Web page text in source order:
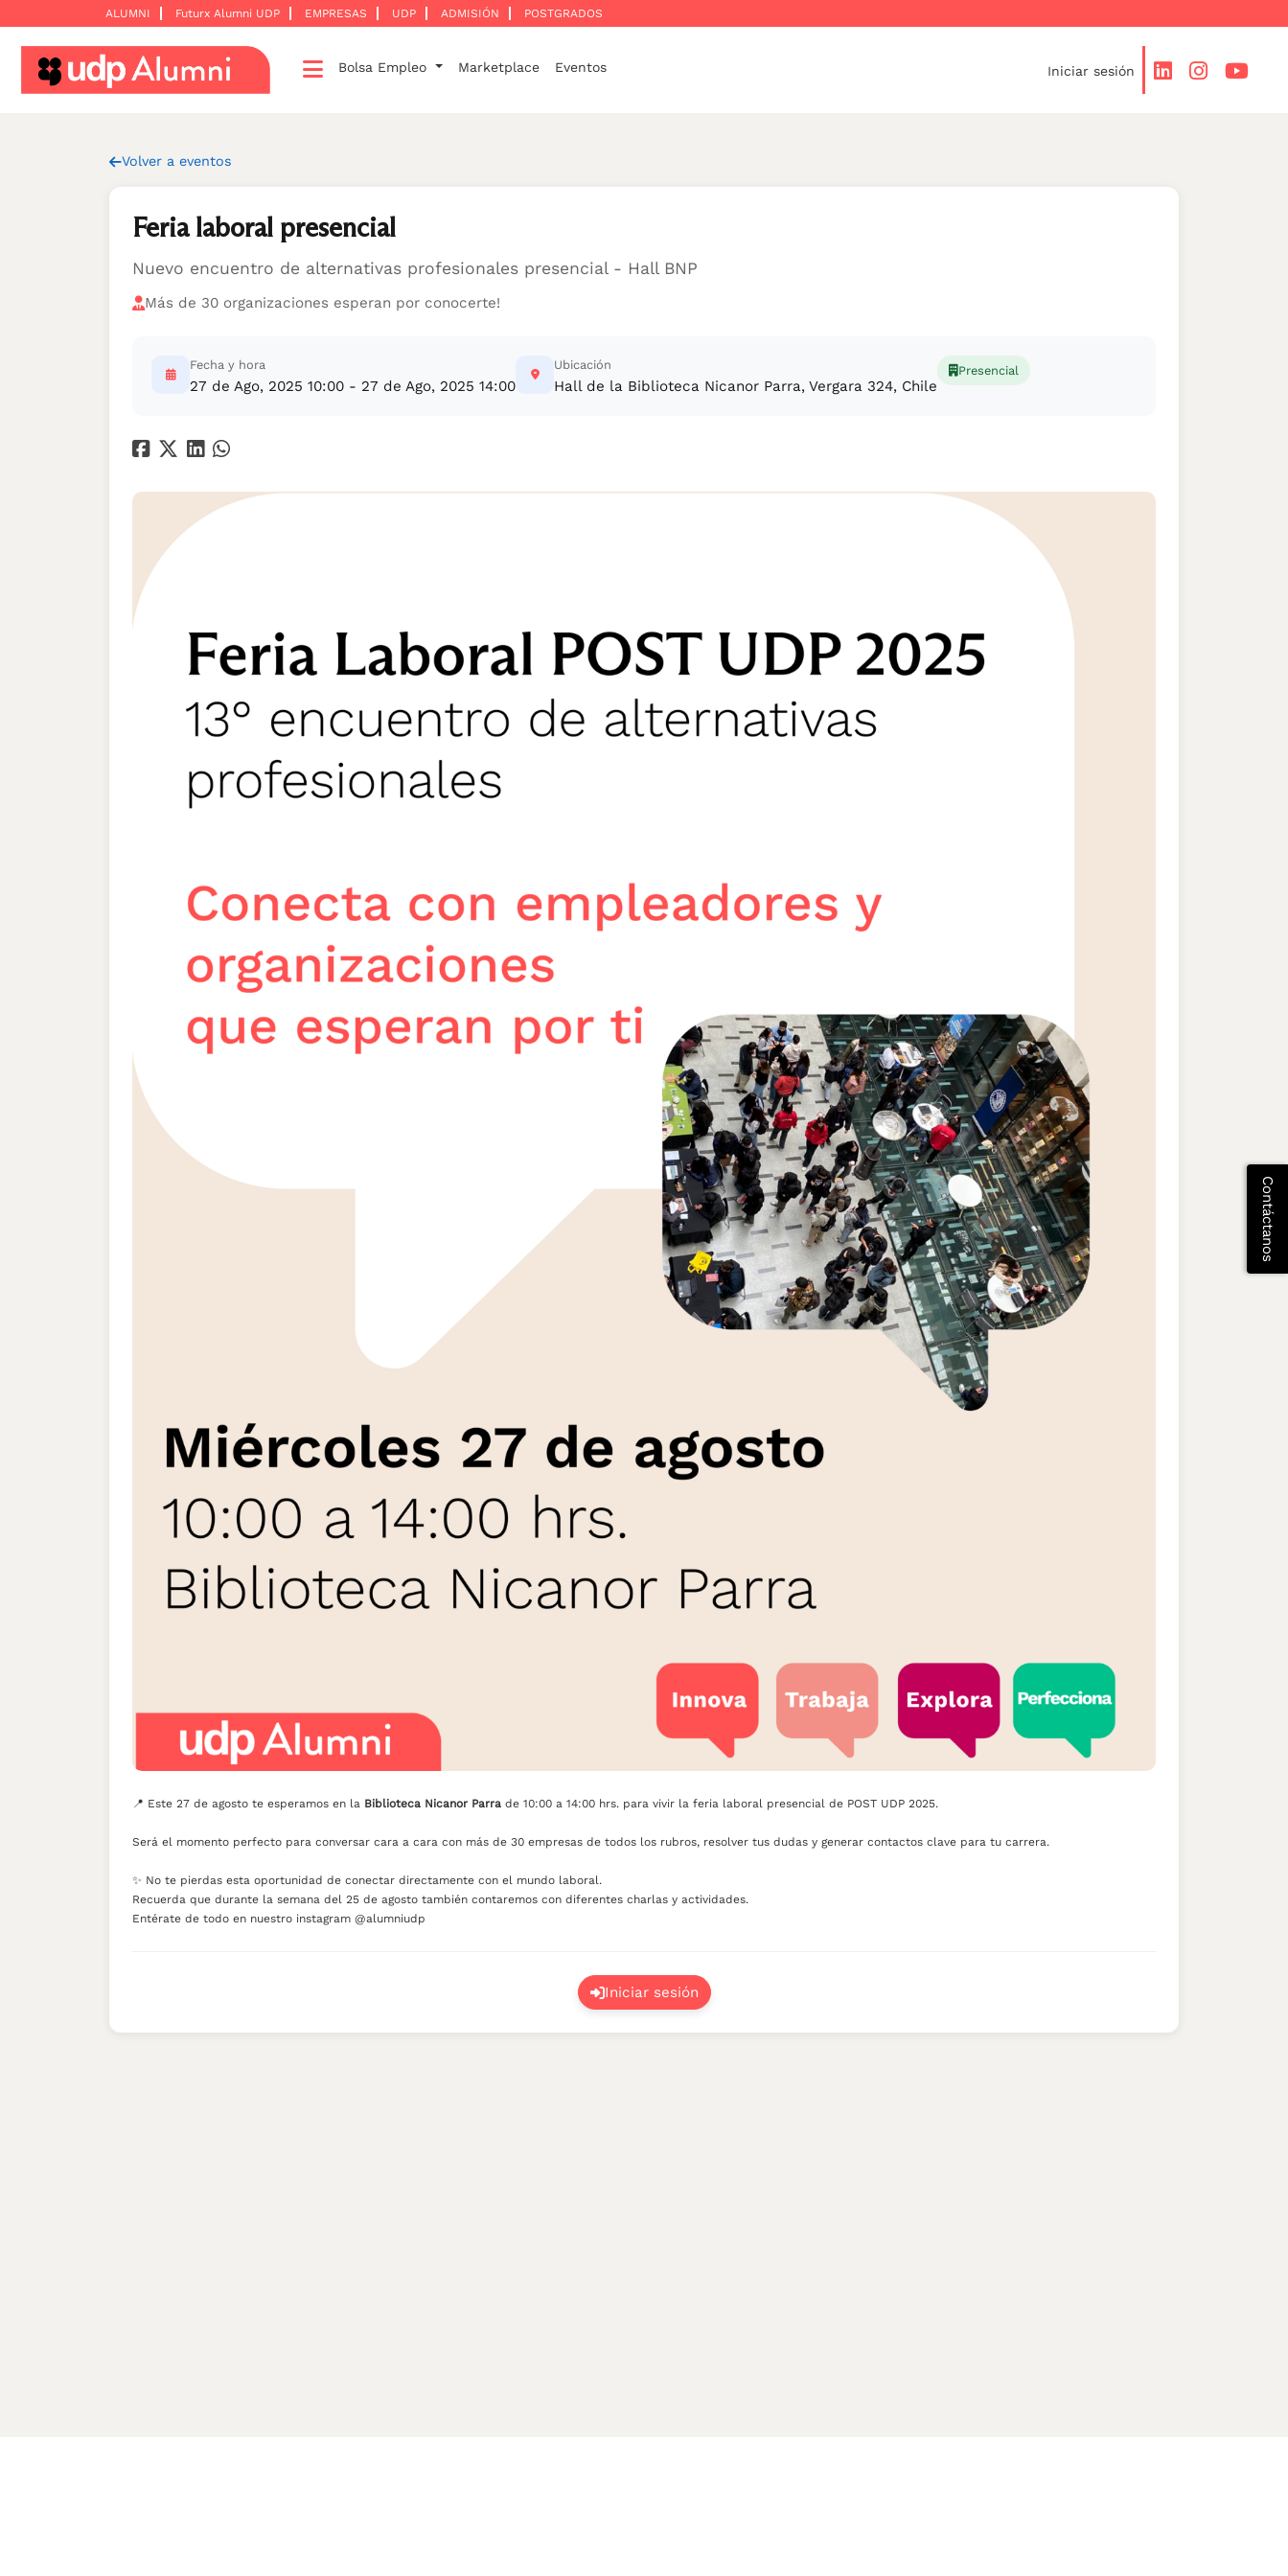
ALUMNI Futurx Alumni UDP EMPRESAS UDP ADMISIÓN POSTGRADOS
Bolsa Empleo Marketplace Eventos Iniciar sesión
Desarrollo
ConstruyamosVolver a eventos
Feria laboral presencial
Nuevo encuentro de alternativas profesionales presencial - Hall BNP
Más de 30 organizaciones esperan por conocerte!
Fecha y hora
27 de Ago, 2025 10:00 - 27 de Ago, 2025 14:00
Ubicación
Hall de la Biblioteca Nicanor Parra, Vergara 324, Chile
Presencial
📍 Este 27 de agosto te esperamos en la Biblioteca Nicanor Parra de 10:00 a 14:00 hrs. para vivir la feria laboral presencial de POST UDP 2025.
Será el momento perfecto para conversar cara a cara con más de 30 empresas de todos los rubros, resolver tus dudas y generar contactos clave para tu carrera.
✨ No te pierdas esta oportunidad de conectar directamente con el mundo laboral.
Recuerda que durante la semana del 25 de agosto también contaremos con diferentes charlas y actividades.
Entérate de todo en nuestro instagram @alumniudp
Iniciar sesión
Contáctanos